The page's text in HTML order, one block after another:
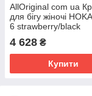
AllOriginal com ua
для бігу жіночі
6 strawberry/black
РОЗМІРИ
4 628 ₴
Купити